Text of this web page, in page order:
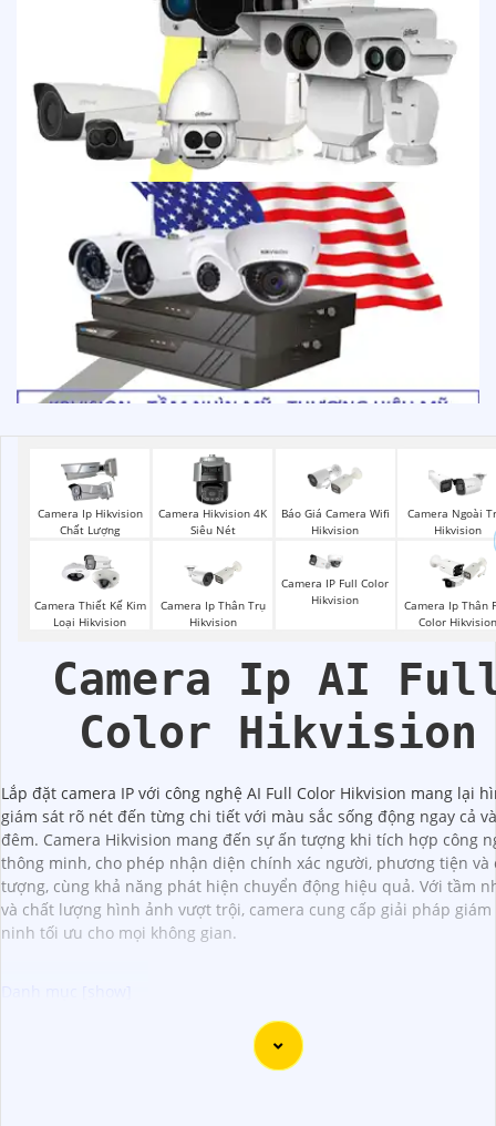
Camera Ip Hikvision
Chất Lượng
Camera Hikvision 4K
Siêu Nét
Báo Giá Camera Wifi
Hikvision
Camera Ngoài
Hikvision
Camera Thiết Kế Kim
Loại Hikvision
Camera Ip Thân Trụ
Hikvision
Camera IP Full Color
Hikvision
Camera Ip Thân
Color Hikvision
Camera Ip AI
Color Hikvision
Lắp đặt camera IP với công nghệ AI Full Color Hikvision mang lại
giám sát rõ nét đến từng chi tiết với màu sắc sống động ngay cả
đêm. Camera Hikvision mang đến sự ấn tượng khi tích hợp công
thông minh, cho phép nhận diện chính xác người, phương tiện và
tượng, cùng khả năng phát hiện chuyển động hiệu quả. Với tầm
và chất lượng hình ảnh vượt trội, camera cung cấp giải pháp giám
ninh tối ưu cho mọi không gian.
Dĩ nhiên, dưới đây là một mẫu văn bản giới thiệu dành cho
lắp đặt camera Hikvision giá rẻ và chuyên nghiệp: